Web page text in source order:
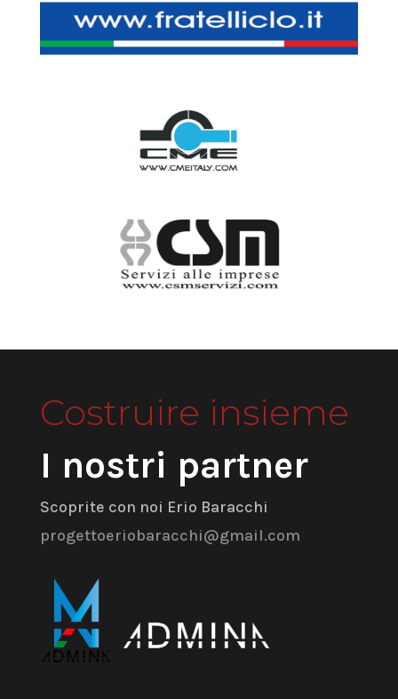
Costruire insieme
I nostri partner
Scoprite con noi Erio Baracchi
progettoeriobaracchi@gmail.com